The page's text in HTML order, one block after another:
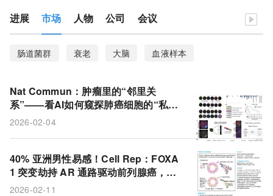
进展 市场 人物 公司 会议
肠道菌群 衰老 大脑
血液样本
妊娠糖尿病
胰岛素抵抗 风险
药物靶点
临床试验
管腔细胞
左乙拉西坦
APP 阿尔茨海默病
神经元
Nat Commun：肿瘤里的“邻里关
系”——看AI如何窥探肺癌细胞的“私生
活”并预测免疫治疗成败？
2026-02-04
40% 亚洲男性易感！Cell Rep：FOXA
1 突变劫持 AR 通路驱动前列腺癌，精
准治疗新靶点揭秘
2026-02-11